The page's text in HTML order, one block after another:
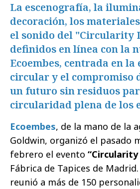
La escenografía, la
decoración, los
el sonido del "Circularity
definidos en línea con la
Ecoembes, centrada en la
circular y el compromiso
un futuro sin residuos
circularidad plena de los
Ecoembes, de la mano de la
Goldwin, organizó el pasado
febrero el evento “Circularity
Fábrica de Tapices de
reunió a más de 150